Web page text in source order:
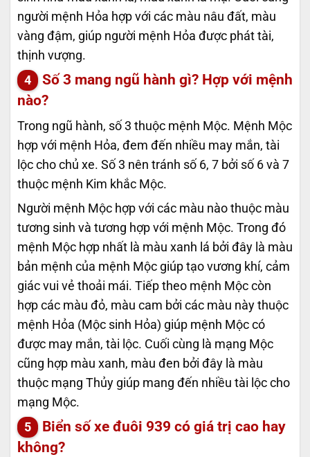
người mệnh Hỏa hợp với các màu nâu đất, màu
vàng đậm, giúp người mệnh Hỏa được phát tài,
thịnh vượng.
Số 3 mang ngũ hành gì? Hợp với mệnh
nào?
Trong ngũ hành, số 3 thuộc mệnh Mộc. Mệnh Mộc
hợp với mệnh Hỏa, đem đến nhiều may mắn, tài
lộc cho chủ xe. Số 3 nên tránh số 6, 7 bởi số 6 và 7
thuộc mệnh Kim khắc Mộc.
Người mệnh Mộc hợp với các màu nào thuộc màu
tương sinh và tương hợp với mệnh Mộc. Trong đó
mệnh Mộc hợp nhất là màu xanh lá bởi đây là màu
bản mệnh của mệnh Mộc giúp tạo vương khí, cảm
giác vui vẻ thoải mái. Tiếp theo mệnh Mộc còn
hợp các màu đỏ, màu cam bởi các màu này thuộc
mệnh Hỏa (Mộc sinh Hỏa) giúp mệnh Mộc có
được may mắn, tài lộc. Cuối cùng là mạng Mộc
cũng hợp màu xanh, màu đen bởi đây là màu
thuộc mạng Thủy giúp mang đến nhiều tài lộc cho
mạng Mộc.
Biển số xe đuôi 939 có giá trị cao hay
không?